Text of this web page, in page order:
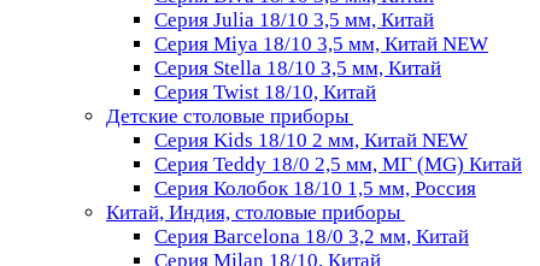
Серия Julia 18/10 3,5 мм, Китай
Серия Miya 18/10 3,5 мм, Китай NEW
Серия Stella 18/10 3,5 мм, Китай
Серия Twist 18/10, Китай
Детские столовые приборы
Серия Kids 18/10 2 мм, Китай NEW
Серия Teddy 18/0 2,5 мм, МГ (MG) Китай
Серия Колобок 18/10 1,5 мм, Россия
Китай, Индия, столовые приборы
Серия Barcelona 18/0 3,2 мм, Китай
Серия Milan 18/10, Китай